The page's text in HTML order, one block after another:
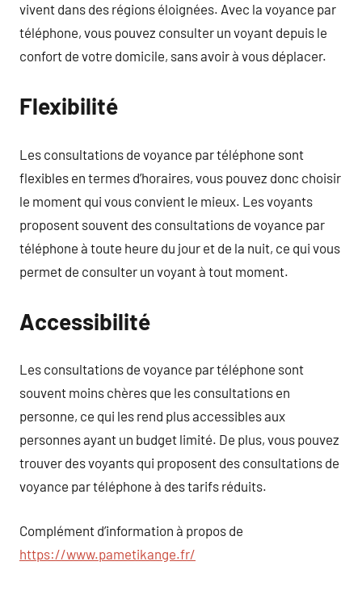
vivent dans des régions éloignées. Avec la voyance par
téléphone, vous pouvez consulter un voyant depuis le
confort de votre domicile, sans avoir à vous déplacer.
Flexibilité
Les consultations de voyance par téléphone sont
flexibles en termes d’horaires, vous pouvez donc choisir
le moment qui vous convient le mieux. Les voyants
proposent souvent des consultations de voyance par
téléphone à toute heure du jour et de la nuit, ce qui vous
permet de consulter un voyant à tout moment.
Accessibilité
Les consultations de voyance par téléphone sont
souvent moins chères que les consultations en
personne, ce qui les rend plus accessibles aux
personnes ayant un budget limité. De plus, vous pouvez
trouver des voyants qui proposent des consultations de
voyance par téléphone à des tarifs réduits.
Complément d’information à propos de
https://www.pametikange.fr/